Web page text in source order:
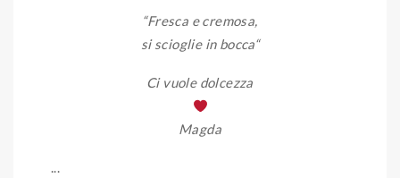
“Fresca e cremosa,
si scioglie in bocca“
Ci vuole dolcezza
Magda
...